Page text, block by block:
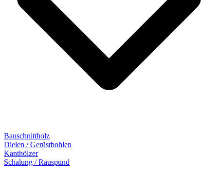
Bauschnittholz
Dielen / Gerüstbohlen
Kanthölzer
Schalung / Rauspund